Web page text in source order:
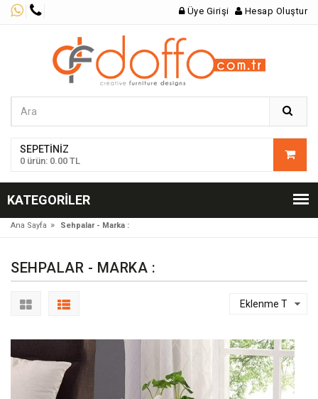
Üye Girişi Hesap Oluştur
SEPETINIZ
0 ürün: 0.00 TL
KATEGORILER
Ana Sayfa » Sehpalar - Marka :
SEHPALAR - MARKA :